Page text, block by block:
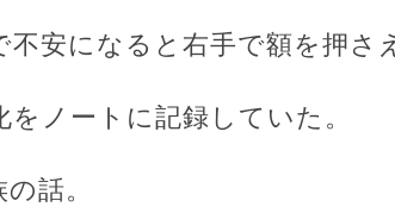
安になると右手で額を押さ
ノートに記録していた。
話。